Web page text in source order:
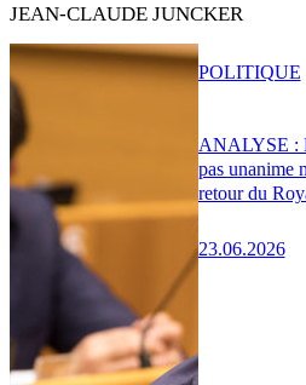
JEAN-CLAUDE JUNCKER
ANALYSE :
pas unanime
retour du
23.06.2026
POLITIQUE